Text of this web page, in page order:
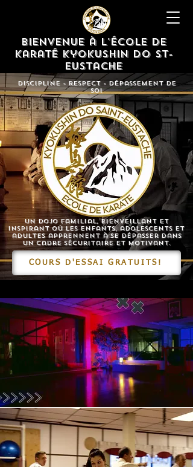
Bienvenue à l'École de
karaté Kyokushin Do St-
eustache
Discipline - respect - Dépassement de
soi
Un dojo familial, bienveillant et
inspirant où les enfants, adolescents et
adultes apprennent à se dépasser dans
un cadre sécuritaire et motivant.
COURS D'ESSAI GRATUITS!